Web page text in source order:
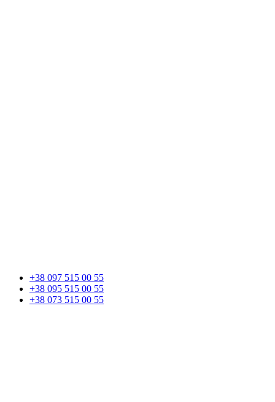
+38 097 515 00 55
+38 095 515 00 55
+38 073 515 00 55